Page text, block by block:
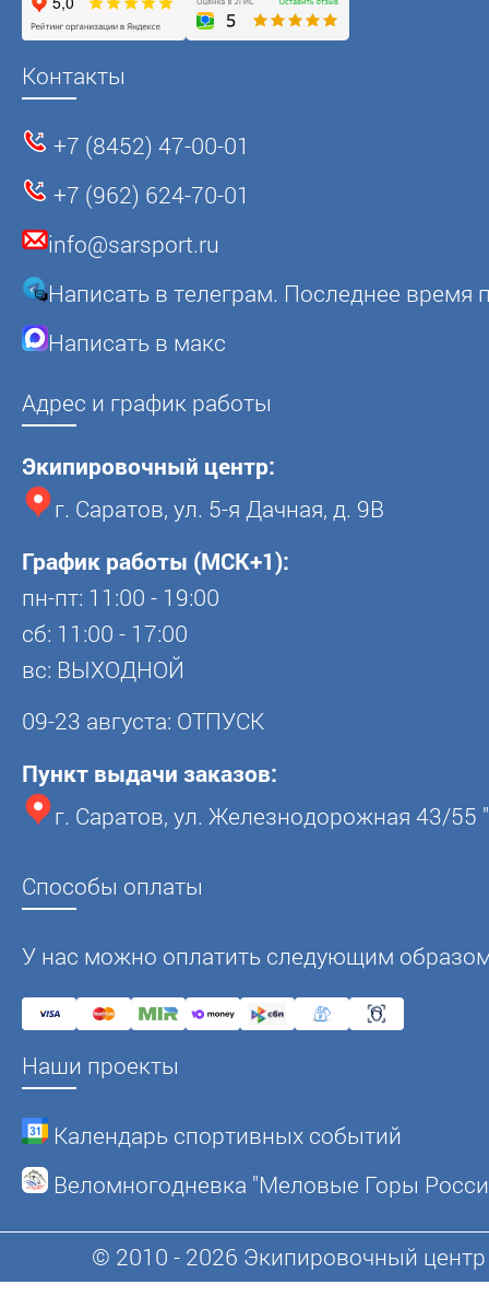
Контакты
+7 (8452) 47-00-01
+7 (962) 624-70-01
info@sarsport.ru
Написать в телеграм. Последнее время
Написать в макс
Адрес и график работы
Экипировочный центр:
г. Саратов, ул. 5-я Дачная, д. 9В
График работы (МСК+1):
пн-пт: 11:00 - 19:00
сб: 11:00 - 17:00
вс: ВЫХОДНОЙ
09-23 августа: ОТПУСК
Пункт выдачи заказов:
г. Саратов, ул. Железнодорожная 43/55
Способы оплаты
У нас можно оплатить следующим
Наши проекты
Календарь спортивных событий
Веломногодневка "Меловые Горы
© 2010 - 2026 Экипировочный